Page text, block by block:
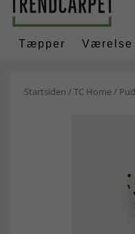
Tæpper Værelse
Startsiden /TC Home/